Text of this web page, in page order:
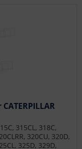
315CL, 318C,
320CU, 320D,
325D, 329D,